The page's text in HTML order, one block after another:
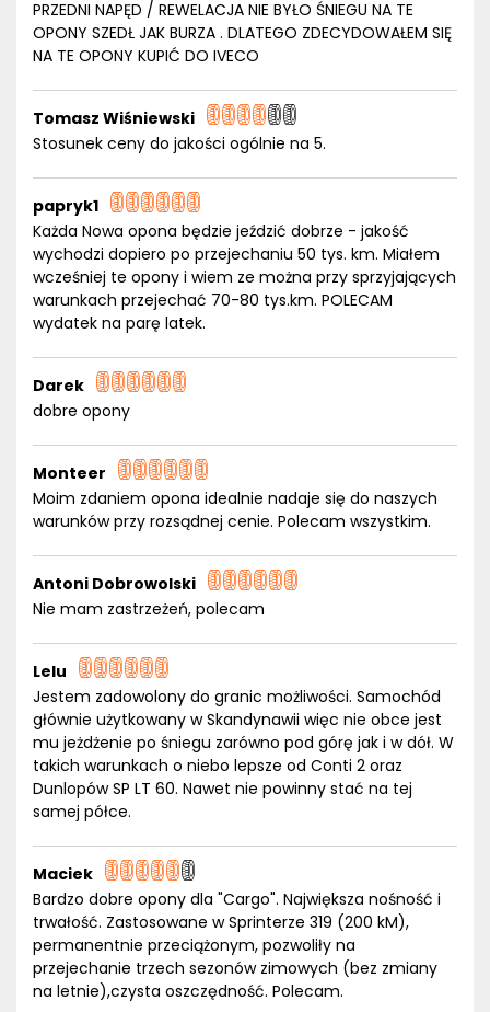
PRZEDNI NAPĘD / REWELACJA NIE BYŁO ŚNIEGU NA TE
OPONY SZEDŁ JAK BURZA . DLATEGO ZDECYDOWAŁEM SIĘ
NA TE OPONY KUPIĆ DO IVECO
Tomasz Wiśniewski
Stosunek ceny do jakości ogólnie na 5.
papryk1
Każda Nowa opona będzie jeździć dobrze - jakość
wychodzi dopiero po przejechaniu 50 tys. km. Miałem
wcześniej te opony i wiem ze można przy sprzyjających
warunkach przejechać 70-80 tys.km. POLECAM
wydatek na parę latek.
Darek
dobre opony
Monteer
Moim zdaniem opona idealnie nadaje się do naszych
warunków przy rozsądnej cenie. Polecam wszystkim.
Antoni Dobrowolski
Nie mam zastrzeżeń, polecam
Lelu
Jestem zadowolony do granic możliwości. Samochód
głównie użytkowany w Skandynawii więc nie obce jest
mu jeżdżenie po śniegu zarówno pod górę jak i w dół. W
takich warunkach o niebo lepsze od Conti 2 oraz
Dunlopów SP LT 60. Nawet nie powinny stać na tej
samej półce.
Maciek
Bardzo dobre opony dla "Cargo". Największa nośność i
trwałość. Zastosowane w Sprinterze 319 (200 kM),
permanentnie przeciążonym, pozwoliły na
przejechanie trzech sezonów zimowych (bez zmiany
na letnie),czysta oszczędność. Polecam.